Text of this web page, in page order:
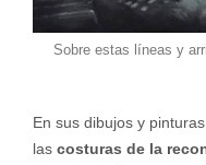
Sobre estas líneas y
En sus dibujos y
las costuras de la